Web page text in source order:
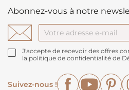
Abonnez-vous à notre
J'accepte de recevoir des offres
la politique de confidentialité de
Suivez-nous !
Facebook